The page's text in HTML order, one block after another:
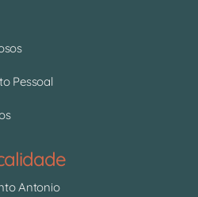
Pessoal
Antonio